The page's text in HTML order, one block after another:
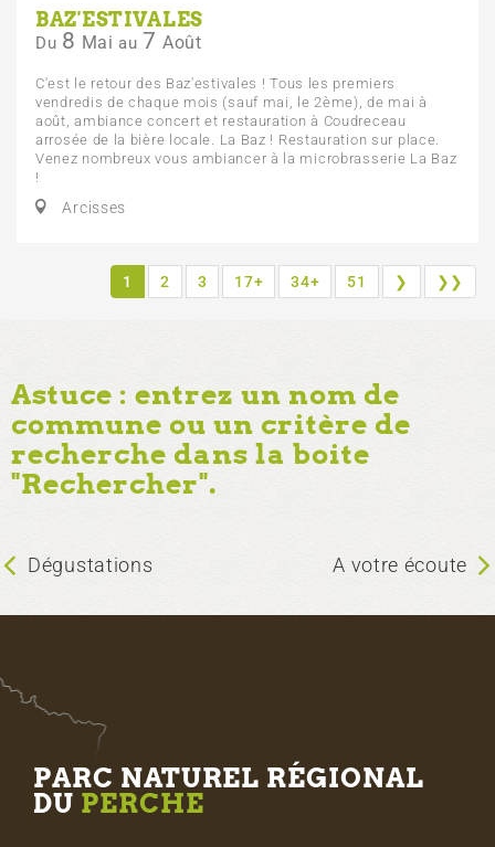
BAZ'ESTIVALES
Du 8 Mai au 7 Août
C'est le retour des Baz'estivales ! Tous les premiers
vendredis de chaque mois (sauf mai, le 2ème), de mai à
août, ambiance concert et restauration à Coudreceau
arrosée de la bière locale. La Baz ! Restauration sur place.
Venez nombreux vous ambiancer à la microbrasserie La Baz
!
Arcisses
1 2 3 17+ 34+ 51 ❯ ❯❯
Astuce : entrez un nom de
commune ou un critère de
recherche dans la boite
"Rechercher".
Dégustations A votre écoute
PARC NATUREL RÉGIONAL
DU PERCHE